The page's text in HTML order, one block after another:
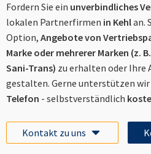
Fordern Sie ein unverbindliches
lokalen Partnerfirmen in Kehlan.
Option, Angebote von
Marke oder mehrerer Marken (z.
Sani-Trans) zu erhalten oder Ihre
gestalten. Gerne unterstützen wir
Telefon - selbstverständlich
Kontakt zu uns